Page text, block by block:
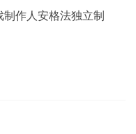
作人安格法独立制